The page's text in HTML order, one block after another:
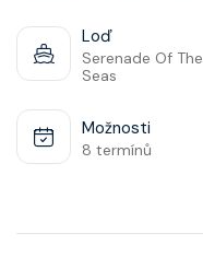
Loď
Serenade Of The
Seas
Možnosti
8 termínů